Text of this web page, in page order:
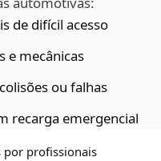
de difícil acesso
e mecânicas
ou falhas
recarga emergencial
por profissionais